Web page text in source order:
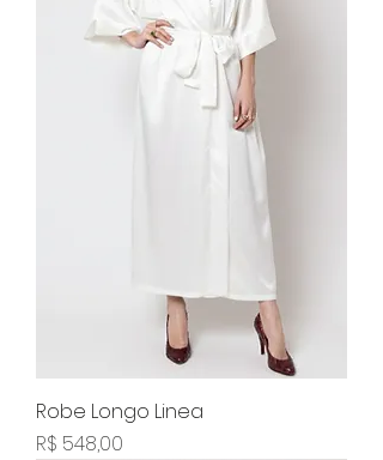
Robe Longo Linea
Preço
R$ 548,00